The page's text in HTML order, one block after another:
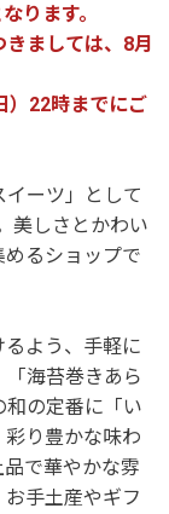
ります。
きましては、8月
）22時までにご
ーツ」として
美しさとかわい
るショップで
よう、手軽に
海苔巻きあら
の定番に「い
り豊かな味わ
で華やかな雰
手土産やギフ